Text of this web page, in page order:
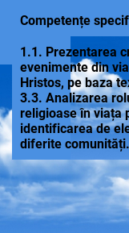
Competențe
1.1. Prezentarea
evenimente din
Hristos, pe baza
3.3. Analizarea
religioase în viața
identificarea de
diferite comunități.